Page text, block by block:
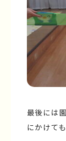
最後には
にかけて